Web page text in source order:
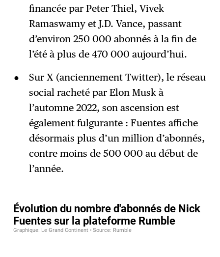
financée par Peter Thiel, Vivek
Ramaswamy et J.D. Vance, passant
d’environ 250 000 abonnés à la fin de
l’été à plus de 470 000 aujourd’hui.
Sur X (anciennement Twitter), le réseau
social racheté par Elon Musk à
l’automne 2022, son ascension est
également fulgurante : Fuentes affiche
désormais plus d’un million d’abonnés,
contre moins de 500 000 au début de
l’année.